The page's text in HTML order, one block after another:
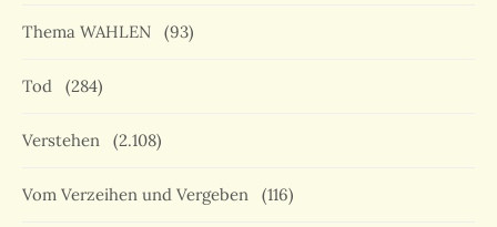
Thema WAHLEN (93)
Tod (284)
Verstehen (2.108)
Vom Verzeihen und Vergeben (116)